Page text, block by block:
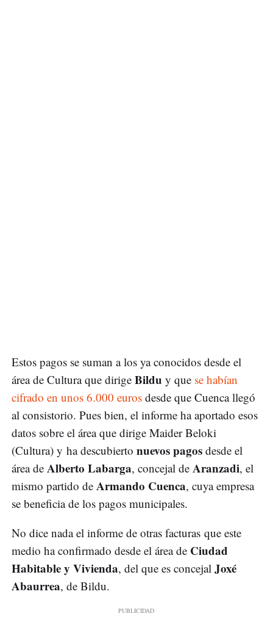
Estos pagos se suman a los ya conocidos desde el
área de Cultura que dirige Bildu y que se habían
cifrado en unos 6.000 euros desde que Cuenca llegó
al consistorio. Pues bien, el informe ha aportado esos
datos sobre el área que dirige Maider Beloki
(Cultura) y ha descubierto nuevos pagos desde el
área de Alberto Labarga, concejal de Aranzadi, el
mismo partido de Armando Cuenca, cuya empresa
se beneficia de los pagos municipales.
No dice nada el informe de otras facturas que este
medio ha confirmado desde el área de Ciudad
Habitable y Vivienda, del que es concejal Joxé
Abaurrea, de Bildu.